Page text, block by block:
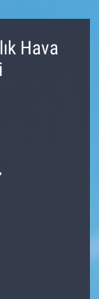
Hava